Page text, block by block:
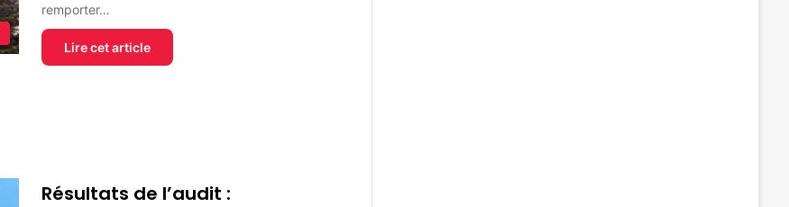
remporter…
Lire cet article
Résultats de l’audit :